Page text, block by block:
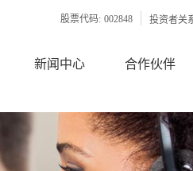
投资者关
股票代码: 002848
新闻中心 合作伙伴